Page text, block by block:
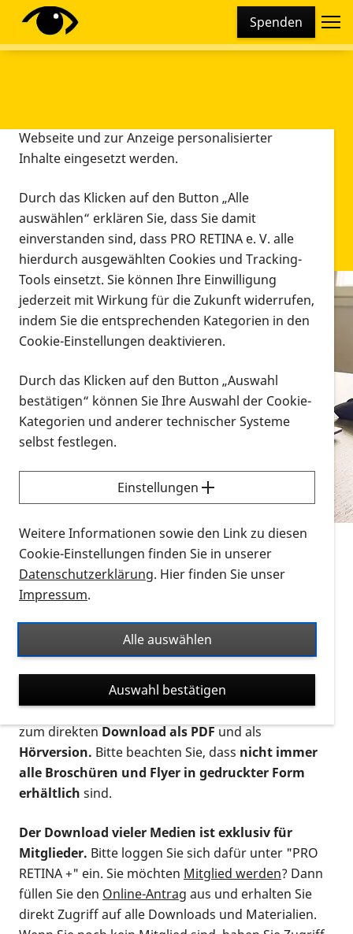
Spenden
Infomaterial
Infomaterial
Vorlesen
Alle Infomaterialien in verschiedenen
Formaten an einem Ort
Sie möchten wissen, wie Sie nach Infonmaterial
suchen und dieses bestellen bzw. herunterladen
können? Schauen Sie sich dieErklärvideos zum
Thema Infomaterial auf der PRO RETINA-Website
für blinde und sehbehinderte Menschen an.
Auf dieser Seite finden Sie sämtliches Infomaterial
Ort. Nutzen Sie den Formatfilter, um ausschließlich
nach Flyern und Broschüren, Audios oder Videos zu
suchen. Die meisten Flyer und Broschüren werden in
verschiedenen Formaten angeboten: zur
postalischen Bestellung als gedruckte Variante
zum direktenDownload als PDFund als
Hörversion. Bitte beachten Sie, dass nicht immer
alle Broschüren und Flyer in gedruckter Form
erhältlich sind.
Der Download vieler Medien ist exklusiv für
Mitglieder. Bitte loggen Sie sich dafür unter "PRO
RETINA +" ein. Sie möchten Mitglied werden? Dann
füllen Sie den Online-Antrag aus und erhalten Sie
direkt Zugriff auf alle Downloads und Materialien.
Diese Webseite setzt verschiedene Cookies und
Tracking-Tools ein. Dies beinhaltet Cookies und
Webseite und zur Anzeige personalisierter
Inhalte eingesetzt werden.
Durch das Klicken auf den Button „Alle
auswählen“ erklären Sie, dass Sie damit
einverstanden sind, dass PRO RETINA e. V. alle
hierdurch ausgewählten Cookies und Tracking-
Tools einsetzt. Sie können Ihre Einwilligung
jederzeit mit Wirkung für die Zukunft widerrufen,
indem Sie die entsprechenden Kategorien in den
Cookie-Einstellungen deaktivieren.
Durch das Klicken auf den Button „Auswahl
bestätigen“ können Sie Ihre Auswahl der Cookie-
Kategorien und anderer technischer Systeme
selbst festlegen.
Einstellungen
Weitere Informationen sowie den Link zu diesen
Cookie-Einstellungen finden Sie in unserer
Datenschutzerklärung. Hier finden Sie unser
Impressum.
Alle auswählen
Auswahl bestätigen